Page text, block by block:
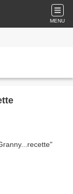
MENU